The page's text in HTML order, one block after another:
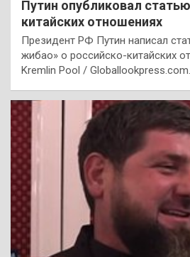
Путин опубликовал
китайских отношениях
Президент РФ Путин написал
жибао» о российско-китайских
Kremlin Pool /